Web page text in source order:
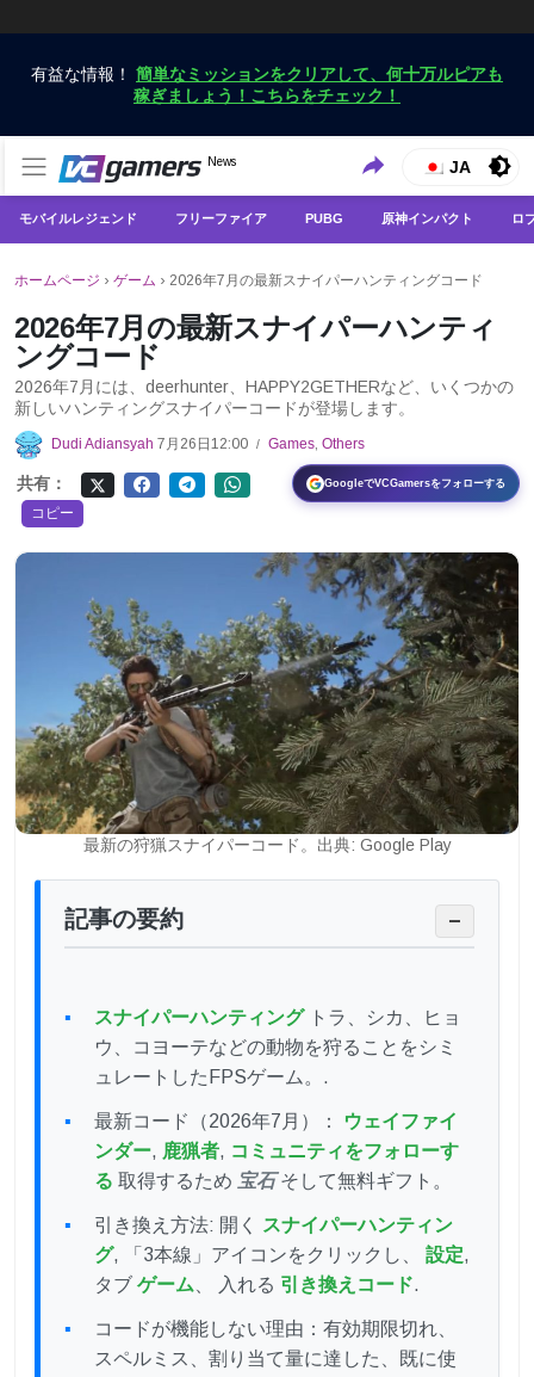
有益な情報！ 簡単なミッションをクリアして、何十万ルピアも
稼ぎましょう！こちらをチェック！
VCGamers ニュース
News
VCGamersだけで最新のゲームニュースを入手
JA
モバイルレジェンド フリーファイア PUBG 原神インパクト ロ
ホームページ › ゲーム › 2026年7月の最新スナイパーハンティングコード
2026年7月の最新スナイパーハンティ
ングコード
2026年7月には、deerhunter、HAPPY2GETHERなど、いくつかの
新しいハンティングスナイパーコードが登場します。
Dudi Adiansyah 7月26日12:00 / Games, Others
GoogleでVCGamersをフォローする
共有：
コピー
最新の狩猟スナイパーコード。出典: Google Play
記事の要約 −
スナイパーハンティングトラ、シカ、ヒョ
ウ、コヨーテなどの動物を狩ることをシミ
ュレートしたFPSゲーム。.
最新コード（2026年7月）：
ウェイファイ
ンダー, 鹿猟者, コミュニティをフォローす
る 取得するため 宝石そして無料ギフト。
引き換え方法: 開く
スナイパーハンティン
グ, 「3本線」アイコンをクリックし、 設定,
タブ ゲーム 、 入れる 引き換えコード.
コードが機能しない理由：有効期限切れ、
スペルミス、割り当て量に達した、既に使